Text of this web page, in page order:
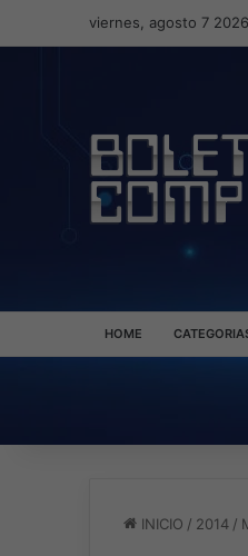
viernes, agosto 7 2026
HOME
INICIO / 2014 /